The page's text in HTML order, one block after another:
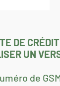
DE
UN
de